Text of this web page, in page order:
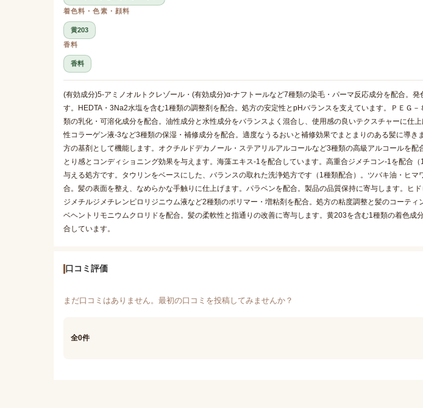
着色料・色素・顔料
黄203
香料
香料
(有効成分)5-アミノオルトクレゾール・(有効成分)α-ナフトールなど7種類の染毛・パーマ反応成分を配合。
す。HEDTA・3Na2水塩を含む1種類の調整剤を配合。処方の安定性とpHバランスを支えています。ＰＥＧ
類の乳化・可溶化成分を配合。油性成分と水性成分をバランスよく混合し、使用感の良いテクスチャーに仕
性コラーゲン液-3など3種類の保湿・補修成分を配合。適度なうるおいと補修効果でまとまりのある髪に導き
方の基剤として機能します。オクチルドデカノール・ステアリルアルコールなど3種類の高級アルコールを配
とり感とコンディショニング効果を与えます。海藻エキス-1を配合しています。高重合ジメチコン-1を配合
与える処方です。タウリンをベースにした、バランスの取れた洗浄処方です（1種類配合）。ツバキ油・ヒマ
合。髪の表面を整え、なめらかな手触りに仕上げます。パラベンを配合。製品の品質保持に寄与します。ヒ
ジメチルジメチレンピロリジニウム液など2種類のポリマー・増粘剤を配合。処方の粘度調整と髪のコーティ
ベヘントリモニウムクロリドを配合。髪の柔軟性と指通りの改善に寄与します。黄203を含む1種類の着色成
合しています。
口コミ評価
まだ口コミはありません。最初の口コミを投稿してみませんか？
全0件